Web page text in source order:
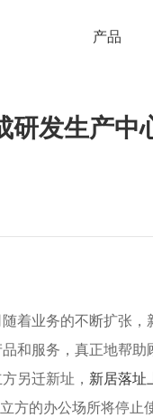
产品
发生产中
着业务的不断扩张
和服务，真正地帮
另迁新址， 新居落址
方的办公场所将停止